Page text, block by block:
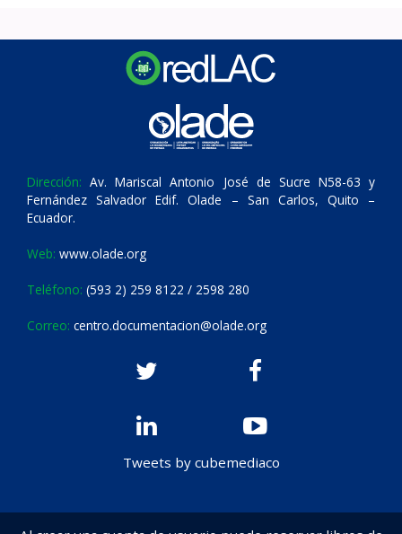
Dirección: Av. Mariscal Antonio José de Sucre N58-63 y
Fernández Salvador Edif. Olade – San Carlos, Quito –
Ecuador.
Web: www.olade.org
Teléfono: (593 2) 259 8122 / 2598 280
Correo: centro.documentacion@olade.org
Tweets by cubemediaco